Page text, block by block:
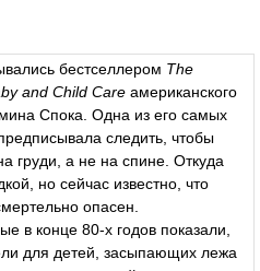
бестселлером The
and Child Care американского
Спока. Одна из его самых
следить, чтобы
груди, а не на спине. Откуда
но сейчас известно, что
опасен.
в конце 80-х годов показали,
для детей, засыпающих лежа